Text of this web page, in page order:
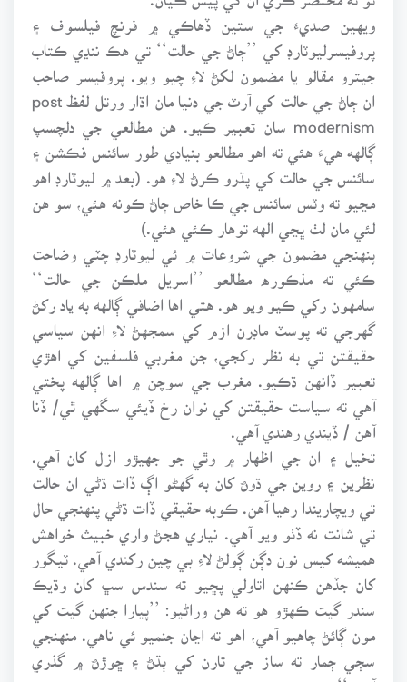
ويهين صديءَ جي ستين ڏهاڪي ۾ فرنچ فيلسوف ۽
پروفيسرليوٽارڊ کي ’’ڄاڻ جي حالت‘‘ تي هڪ ننڍي ڪتاب
جيترو مقالو يا مضمون لکڻ لاءِ چيو ويو. پروفيسر صاحب
modernism سان تعبير ڪيو. هن مطالعي جي دلچسپ
ڳالهه هيءَ هئي ته اهو مطالعو بنيادي طور سائنس فڪشن ۽
سائنس جي حالت کي پڌرو ڪرڻ لاءِ هو. (بعد ۾ ليوٽارڊ اهو
مڃيو ته وٽس سائنس جي ڪا خاص ڄاڻ ڪونه هئي، سو هن
لئي مان لٺ ڀڃي الهه توهار ڪئي هئي.)
پنهنجي مضمون جي شروعات ۾ ئي ليوٽارڊ چٽي وضاحت
ڪئي ته مذڪوره مطالعو ’’اسريل ملڪن جي حالت‘‘
سامهون رکي ڪيو ويو هو. هتي اها اضافي ڳالهه به ياد رکڻ
گهرجي ته پوسٽ ماڊرن ازم کي سمجهڻ لاءِ انهن سياسي
حقيقتن تي به نظر رکجي، جن مغربي فلسفين کي اهڙي
تعبير ڏانهن ڌڪيو. مغرب جي سوچن ۾ اها ڳالهه پختي
آهي ته سياست حقيقتن کي نوان رخ ڏيئي سگهي ٿي/ ڏنا
آهن / ڏيندي رهندي آهي.
تخيل ۽ ان جي اظهار ۾ وٿي جو جهيڙو ازل کان آهي.
نظرين ۽ روين جي ڌوڻ کان به گهڻو اڳ ڏات ڌڻي ان حالت
تي ويچاريندا رهيا آهن. ڪوبه حقيقي ڏات ڌڻي پنهنجي حال
تي شانت نه ڏٺو ويو آهي. نياري هجڻ واري خبيث خواهش
هميشه کيس نون دڳن ڳولڻ لاءِ بي چين رکندي آهي. ٽيگور
کان جڏهن ڪنهن اتاولي پڇيو ته سندس سڀ کان وڌيڪ
سندر گيت ڪهڙو هو ته هن وراڻيو: ’’پيارا جنهن گيت کي
مون ڳائڻ چاهيو آهي، اهو ته اڃان جنميو ئي ناهي. منهنجي
سڄي ڄمار ته ساز جي تارن کي ٻڌڻ ۽ ڇوڙڻ ۾ گذري
آهي.‘‘